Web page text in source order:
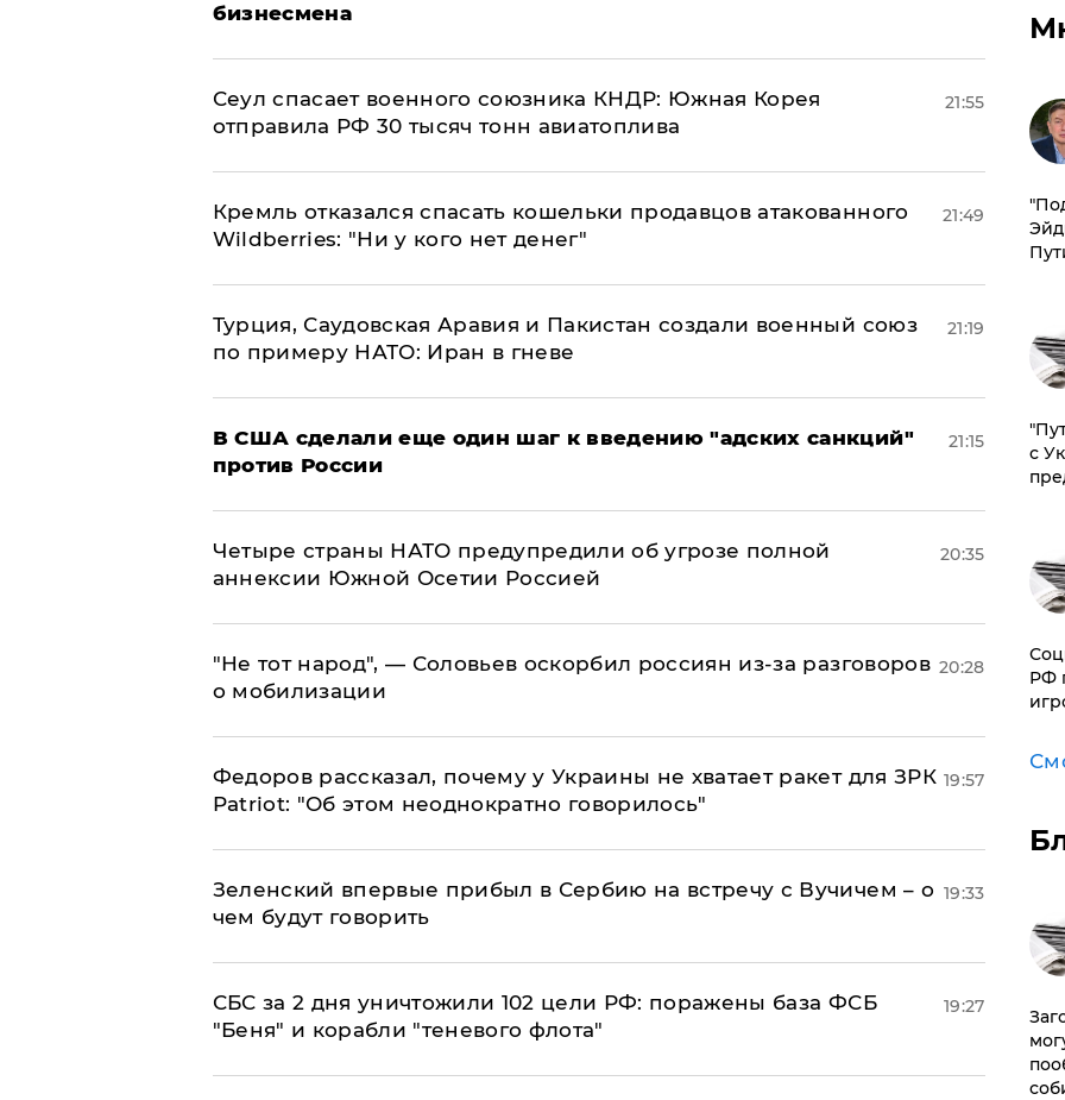
бизнесмена
​Сеул спасает военного союзника КНДР: Южная Корея
отправила РФ 30 тысяч тонн авиатоплива
21:55
Кремль отказался спасать кошельки продавцов атакованного
Wildberries: "Ни у кого нет денег"
21:49
Турция, Саудовская Аравия и Пакистан создали военный союз
по примеру НАТО: Иран в гневе
21:19
В США сделали еще один шаг к введению "адских санкций"
против России
21:15
Четыре страны НАТО предупредили об угрозе полной
аннексии Южной Осетии Россией
20:35
​"Не тот народ", — Соловьев оскорбил россиян из-за разговоров
о мобилизации
20:28
Федоров рассказал, почему у Украины не хватает ракет для ЗРК
Patriot: "Об этом неоднократно говорилось"
19:57
Зеленский впервые прибыл в Сербию на встречу с Вучичем – о
чем будут говорить
19:33
СБС за 2 дня уничтожили 102 цели РФ: поражены база ФСБ
"Беня" и корабли "теневого флота"
19:27
с
РФ